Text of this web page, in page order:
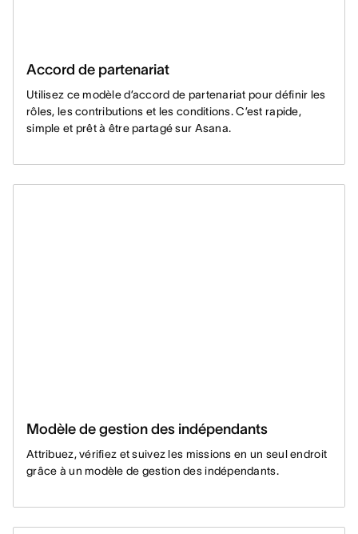
Accord de partenariat
Utilisez ce modèle d’accord de partenariat pour définir les
rôles, les contributions et les conditions. C’est rapide,
simple et prêt à être partagé sur Asana.
Modèle de gestion des indépendants
Attribuez, vérifiez et suivez les missions en un seul endroit
grâce à un modèle de gestion des indépendants.